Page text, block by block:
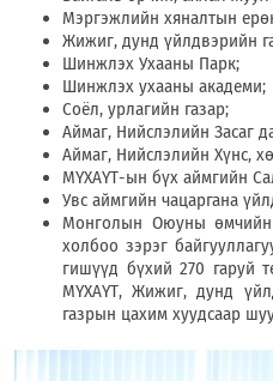
Мэргэжлийн хяналтын
Жижиг, дунд үйлдвэрийн
Шинжлэх Ухааны Парк;
Шинжлэх ухааны академи;
Соёл, урлагийн газар;
Аймаг, Нийслэлийн Засаг
Аймаг, Нийслэлийн Хүнс,
МҮХАҮТ-ын бүх аймгийн
Увс аймгийн чацаргана
Монголын Оюуны өмчийн
холбоо зэрэг
гишүүд бүхий 270 гаруй
МҮХАҮТ, Жижиг, дунд
газрын цахим хуудсаар